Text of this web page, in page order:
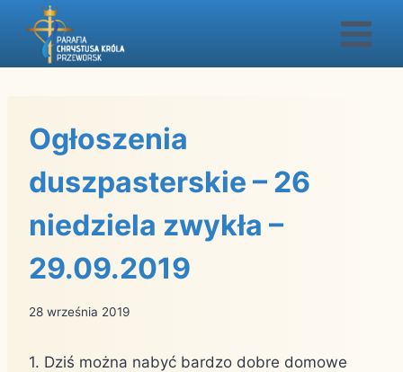
Przejdź
Ogłoszenia
duszpasterskie – 26
niedziela zwykła –
29.09.2019
28 września 2019
1. Dziś można nabyć bardzo dobre domowe